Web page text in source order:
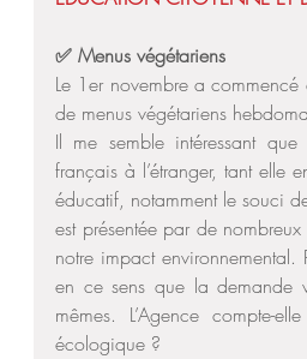
✅ Menus végétariens
Le 1er novembre a
de menus végétariens
Il me semble intéressant
français à l’étranger, tant elle
éducatif, notamment le souci
est présentée par de
notre impact environnemental.
en ce sens que la demande
mêmes. L’Agence compte-
écologique ?